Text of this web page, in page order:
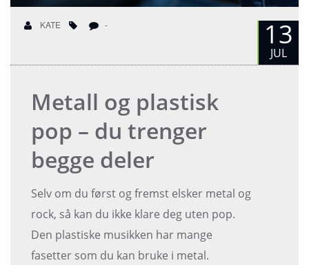
KATE - 13
JUL
Metall og plastisk
pop – du trenger
begge deler
Selv om du først og fremst elsker metal og
rock, så kan du ikke klare deg uten pop.
Den plastiske musikken har mange
fasetter som du kan bruke i metal.